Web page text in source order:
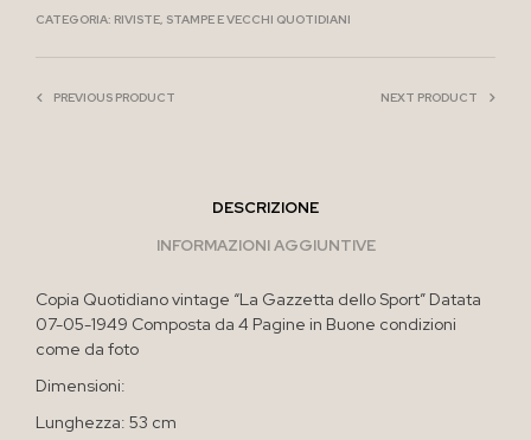
CATEGORIA: RIVISTE, STAMPE E VECCHI QUOTIDIANI
PREVIOUS PRODUCT NEXT PRODUCT
DESCRIZIONE
INFORMAZIONI AGGIUNTIVE
Copia Quotidiano vintage “La Gazzetta dello Sport” Datata
07-05-1949 Composta da 4 Pagine in Buone condizioni
come da foto
Dimensioni:
Lunghezza: 53 cm